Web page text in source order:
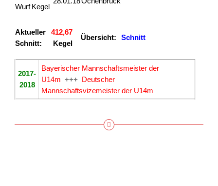
Wurf Kegel
Aktueller
Schnitt:
412,67
Kegel
Übersicht: Schnitt
2017-
2018
Bayerischer Mannschaftsmeister der
U14m +++ Deutscher
Mannschaftsvizemeister der U14m